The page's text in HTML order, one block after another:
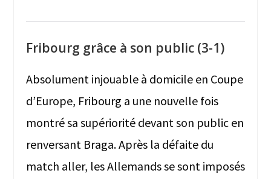
Fribourg grâce à son public (3-1)
Absolument injouable à domicile en Coupe
d’Europe, Fribourg a une nouvelle fois
montré sa supériorité devant son public en
renversant Braga. Après la défaite du
match aller, les Allemands se sont imposés